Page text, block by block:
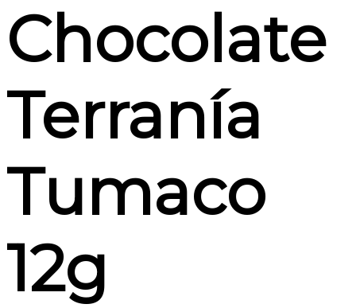
Chocolate
Terranía
Tumaco
12g